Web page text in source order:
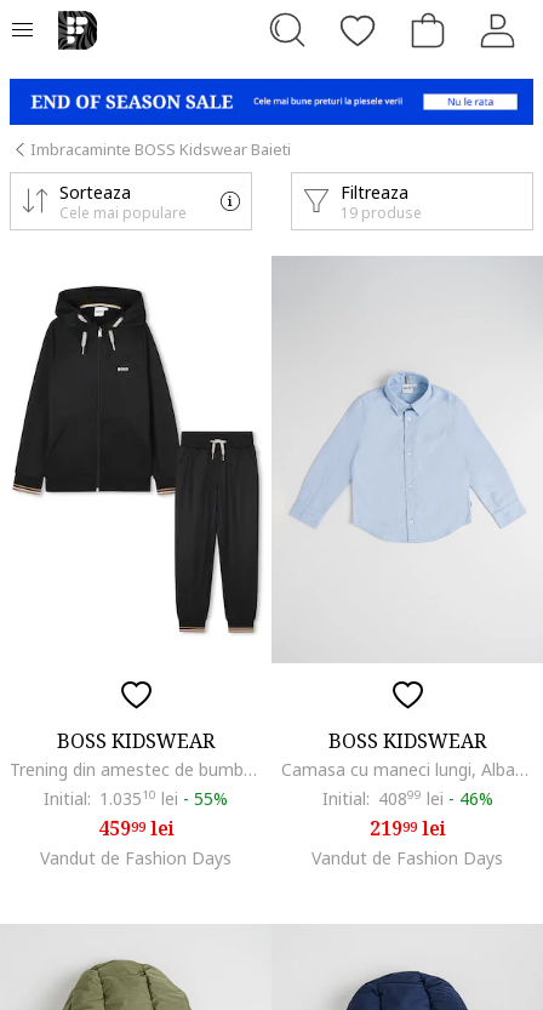
Imbracaminte BOSS Kidswear Baieti
Filtreaza
19 produse
Sorteaza
Cele mai populare
BOSS KIDSWEAR
Trening din amestec de bumbac cu fermoar, Negru
Initial: 1.03510 lei - 55%
45999lei
Vandut de Fashion Days
BOSS KIDSWEAR
Camasa cu maneci lungi, Albastru deschis
Initial: 40899 lei - 46%
21999lei
Vandut de Fashion Days